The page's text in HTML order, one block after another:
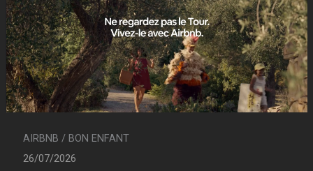
AIRBNB / BON ENFANT
26/07/2026